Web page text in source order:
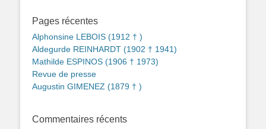
Pages récentes
Alphonsine LEBOIS (1912 † )
Aldegurde REINHARDT (1902 † 1941)
Mathilde ESPINOS (1906 † 1973)
Revue de presse
Augustin GIMENEZ (1879 † )
Commentaires récents